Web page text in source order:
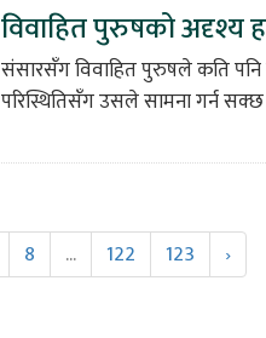
विवाहित पुरुषको अदृश्य
संसारसँग विवाहित पुरुषले कति
परिस्थितिसँग उसले सामना गर्न
8 ... 122 123 ›